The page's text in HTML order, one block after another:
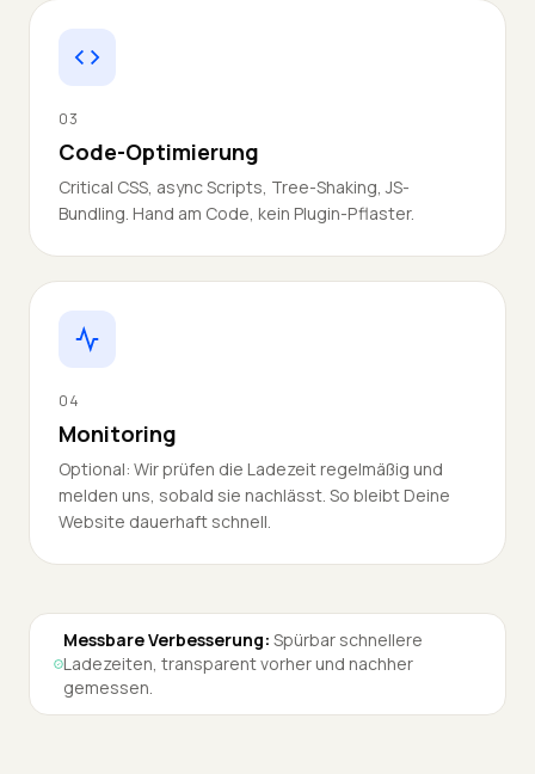
03
Code-Optimierung
Critical CSS, async Scripts, Tree-Shaking, JS-
Bundling. Hand am Code, kein Plugin-Pflaster.
04
Monitoring
Optional: Wir prüfen die Ladezeit regelmäßig und
melden uns, sobald sie nachlässt. So bleibt Deine
Website dauerhaft schnell.
Messbare Verbesserung: Spürbar schnellere
Ladezeiten, transparent vorher und nachher
gemessen.